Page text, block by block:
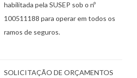
habilitada pela SUSEP sob o nº
100511188 para operar em todos os
ramos de seguros.
SOLICITAÇÃO DE ORÇAMENTOS